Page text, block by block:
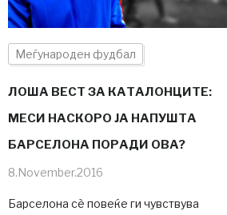
Меѓународен фудбал
ЛОША ВЕСТ ЗА КАТАЛОНЦИТЕ:
МЕСИ НАСКОРО ЈА НАПУШТА
БАРСЕЛОНА ПОРАДИ ОВА?
8.November.2016
Барселона сѐ повеќе ги чувствува